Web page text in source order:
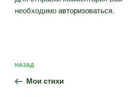
необходимоавторизоваться.
по
записям
Предыдущая
запись:
НАЗАД
Мои стихи